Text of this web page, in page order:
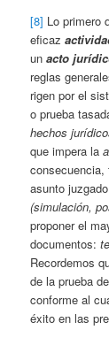
[8] Lo primero
eficaz
unacto
reglas
rigen por el
o prueba
hechos
que impera la
consecuencia,
asunto
(simulación,
proponer el
documentos:
Recordemos
de la prueba
conforme al
éxito en las